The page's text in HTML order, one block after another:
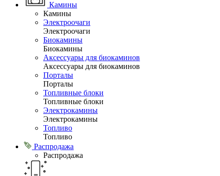
Камины
Камины
Электроочаги
Электроочаги
Биокамины
Биокамины
Аксессуары для биокаминов
Аксессуары для биокаминов
Порталы
Порталы
Топливные блоки
Топливные блоки
Электрокамины
Электрокамины
Топливо
Топливо
Распродажа
Распродажа